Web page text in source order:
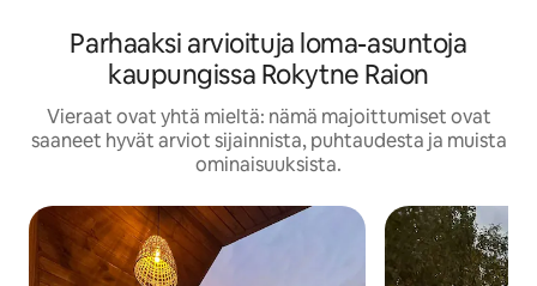
Parhaaksi arvioituja loma-asuntoja
kaupungissa Rokytne Raion
Vieraat ovat yhtä mieltä: nämä majoittumiset ovat
saaneet hyvät arviot sijainnista, puhtaudesta ja muista
ominaisuuksista.